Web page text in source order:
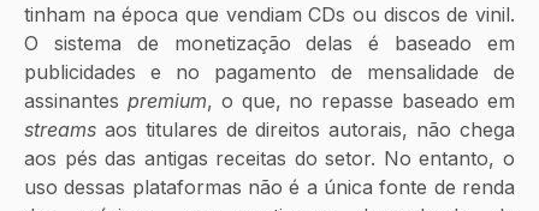
tinham na época que vendiam CDs ou discos de vinil.
O sistema de monetização delas é baseado em
publicidades e no pagamento de mensalidade de
assinantes premium
streams aos titulares de direitos autorais, não chega
aos pés das antigas receitas do setor. No entanto, o
uso dessas plataformas não é a única fonte de renda